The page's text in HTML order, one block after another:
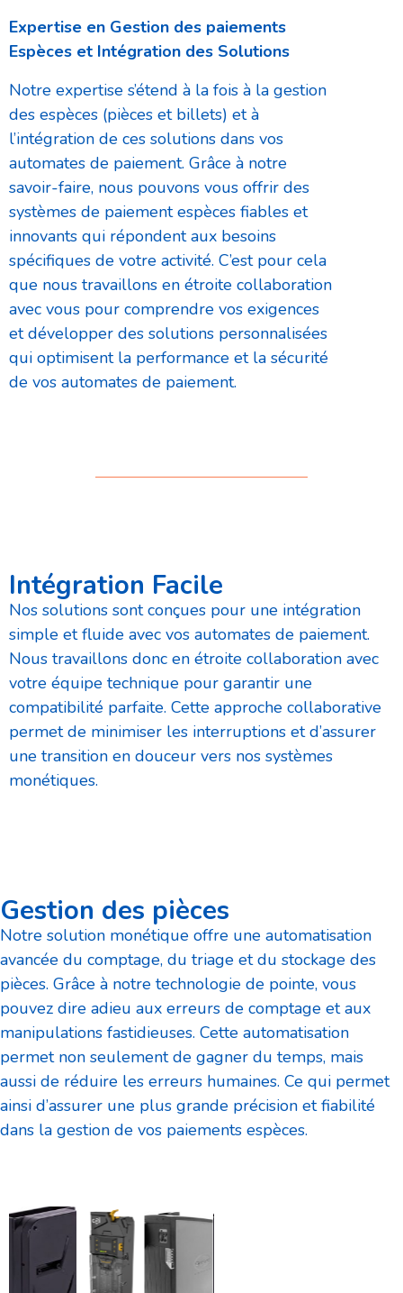
Expertise en Gestion des paiements
Espèces et Intégration des Solutions
Notre expertise s’étend à la fois à la gestion
des espèces (pièces et billets) et à
l’intégration de ces solutions dans vos
automates de paiement. Grâce à notre
savoir-faire, nous pouvons vous offrir des
systèmes de paiement espèces fiables et
innovants qui répondent aux besoins
spécifiques de votre activité. C’est pour cela
que nous travaillons en étroite collaboration
avec vous pour comprendre vos exigences
et développer des solutions personnalisées
qui optimisent la performance et la sécurité
de vos automates de paiement.
Intégration Facile
Nos solutions sont conçues pour une intégration
simple et fluide avec vos automates de paiement.
Nous travaillons donc en étroite collaboration avec
votre équipe technique pour garantir une
compatibilité parfaite. Cette approche collaborative
permet de minimiser les interruptions et d’assurer
une transition en douceur vers nos systèmes
monétiques.
Gestion des pièces
Notre solution monétique offre une automatisation
avancée du comptage, du triage et du stockage des
pièces. Grâce à notre technologie de pointe, vous
pouvez dire adieu aux erreurs de comptage et aux
manipulations fastidieuses. Cette automatisation
permet non seulement de gagner du temps, mais
aussi de réduire les erreurs humaines. Ce qui permet
ainsi d’assurer une plus grande précision et fiabilité
dans la gestion de vos paiements espèces.